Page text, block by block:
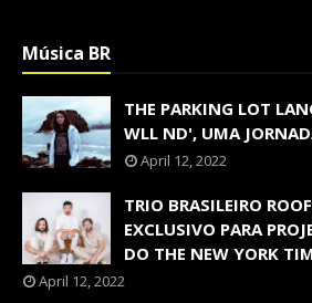
Música BR
THE PARKING LOT
WLL ND', UMA
April 12, 2022
TRIO BRASILEIRO
EXCLUSIVO PARA
DO THE NEW YORK
April 12, 2022